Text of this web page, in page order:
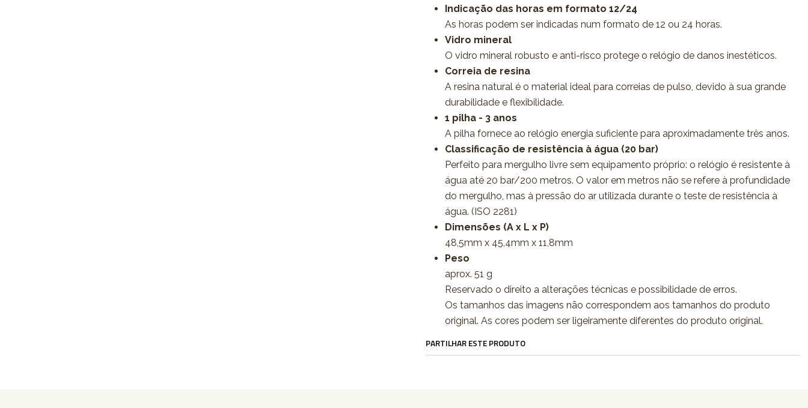
Indicação das horas em formato 12/24
As horas podem ser indicadas num formato de 12 ou 24 horas.
Vidro mineral
O vidro mineral robusto e anti-risco protege o relógio de danos inestéticos.
Correia de resina
A resina natural é o material ideal para correias de pulso, devido à sua grande
durabilidade e flexibilidade.
1 pilha - 3 anos
A pilha fornece ao relógio energia suficiente para aproximadamente três anos.
Classificação de resistência à água (20 bar)
Perfeito para mergulho livre sem equipamento próprio: o relógio é resistente à
água até 20 bar/200 metros. O valor em metros não se refere à profundidade
do mergulho, mas à pressão do ar utilizada durante o teste de resistência à
água. (ISO 2281)
Dimensões (A x L x P)
48,5mm x 45,4mm x 11,8mm
Peso
aprox. 51 g
Reservado o direito a alterações técnicas e possibilidade de erros.
Os tamanhos das imagens não correspondem aos tamanhos do produto
original. As cores podem ser ligeiramente diferentes do produto original.
PARTILHAR ESTE PRODUTO